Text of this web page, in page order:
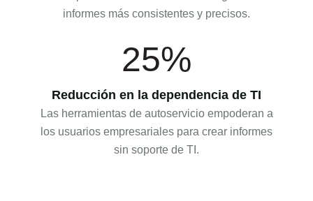
informes más consistentes y precisos.
25%
Reducción en la dependencia de TI
Las herramientas de autoservicio empoderan a
los usuarios empresariales para crear informes
sin soporte de TI.